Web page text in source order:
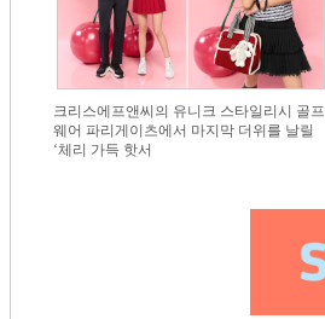
크리스에프앤씨의 유니크 스타일리시 골프
웨어 파리게이츠에서 마지막 더위를 날릴
‘체리 가득 핫서